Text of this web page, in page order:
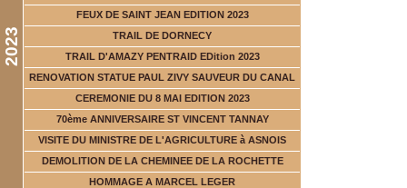
2023
FEUX DE SAINT JEAN EDITION 2023
TRAIL DE DORNECY
TRAIL D'AMAZY PENTRAID EDition 2023
RENOVATION STATUE PAUL ZIVY SAUVEUR DU CANAL
CEREMONIE DU 8 MAI EDITION 2023
70ème ANNIVERSAIRE ST VINCENT TANNAY
VISITE DU MINISTRE DE L'AGRICULTURE à ASNOIS
DEMOLITION DE LA CHEMINEE DE LA ROCHETTE
HOMMAGE A MARCEL LEGER